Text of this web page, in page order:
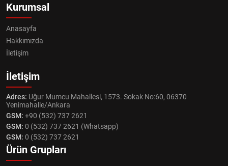
Kurumsal
Anasayfa
Hakkımızda
İletişim
İletişim
Adres: Uğur Mumcu Mahallesi, 1573. Sokak No:60, 06370
Yenimahalle/Ankara
GSM: +90 (532) 737 2621
GSM: 0 (532) 737 2621 (Whatsapp)
GSM: 0 (532) 737 2621
Ürün Grupları